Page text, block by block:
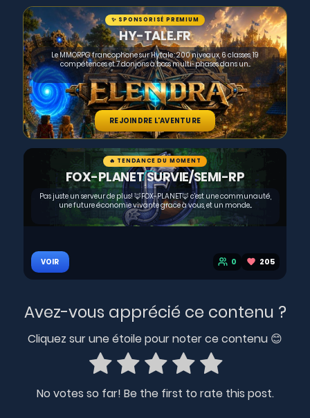
✨ SPONSORISÉ PREMIUM
HY-TALE.FR
Le MMORPG francophone sur Hytale : 200 niveaux, 6 classes, 19
compétences et 7 donjons à boss multi-phases dans un...
REJOINDRE L'AVENTURE
🔥 TENDANCE DU MOMENT
FOX-PLANET SURVIE/SEMI-RP
Pas juste un serveur de plus! 🦊FOX-PLANET🦊 c'est une communauté,
une future économie vivante grace à vous, et un monde...
VOIR 0 205
Avez-vous apprécié ce contenu ?
Cliquez sur une étoile pour noter ce contenu 😊
No votes so far! Be the first to rate this post.